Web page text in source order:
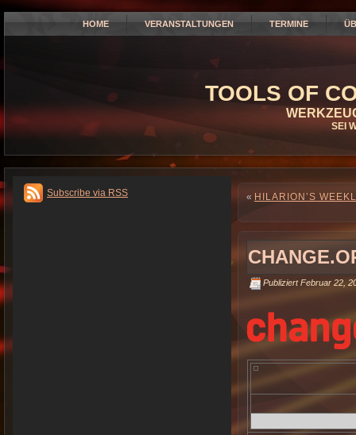
HOME VERANSTALTUNGEN TERMINE
TOOLS OF
SEI
Subscribe via RSS « HILARION’S
Publiziert Februar 22,